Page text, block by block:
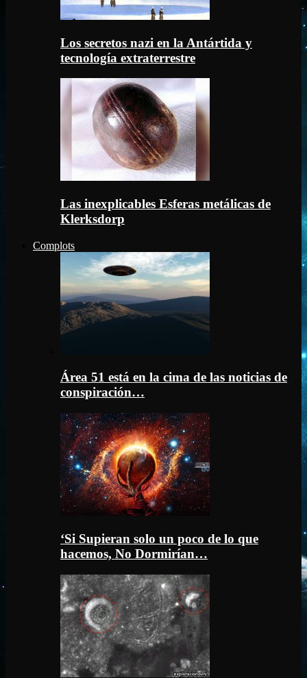
Los secretos nazi en la Antártida y
tecnología extraterrestre
Las inexplicables Esferas metálicas de
Klerksdorp
Complots
Área 51 está en la cima de las noticias de
conspiración…
‘Si Supieran solo un poco de lo que
hacemos, No Dormirían…